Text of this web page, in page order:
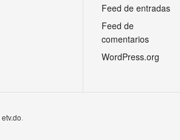
Feed de entradas
Feed de
comentarios
WordPress.org
etv.do